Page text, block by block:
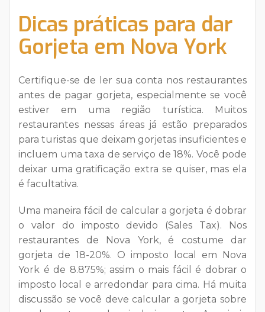
Dicas práticas para dar
Gorjeta em Nova York
Certifique-se de ler sua conta nos restaurantes
antes de pagar gorjeta, especialmente se você
estiver em uma região turística. Muitos
restaurantes nessas áreas já estão preparados
para turistas que deixam gorjetas insuficientes e
incluem uma taxa de serviço de 18%. Você pode
deixar uma gratificação extra se quiser, mas ela
é facultativa.
Uma maneira fácil de calcular a gorjeta é dobrar
o valor do imposto devido (Sales Tax). Nos
restaurantes de Nova York, é costume dar
gorjeta de 18-20%. O imposto local em Nova
York é de 8.875%; assim o mais fácil é dobrar o
imposto local e arredondar para cima. Há muita
discussão se você deve calcular a gorjeta sobre